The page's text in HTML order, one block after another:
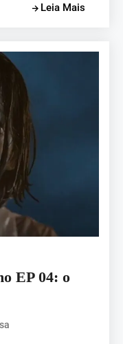
Leia Mais
EP 04: o